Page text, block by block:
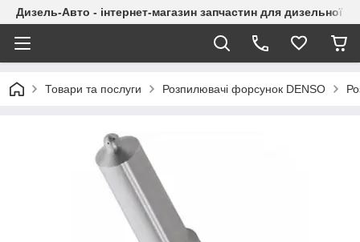
Дизель-Авто - інтернет-магазин запчастин для дизельної
Товари та послуги Розпилювачі форсунок DENSO